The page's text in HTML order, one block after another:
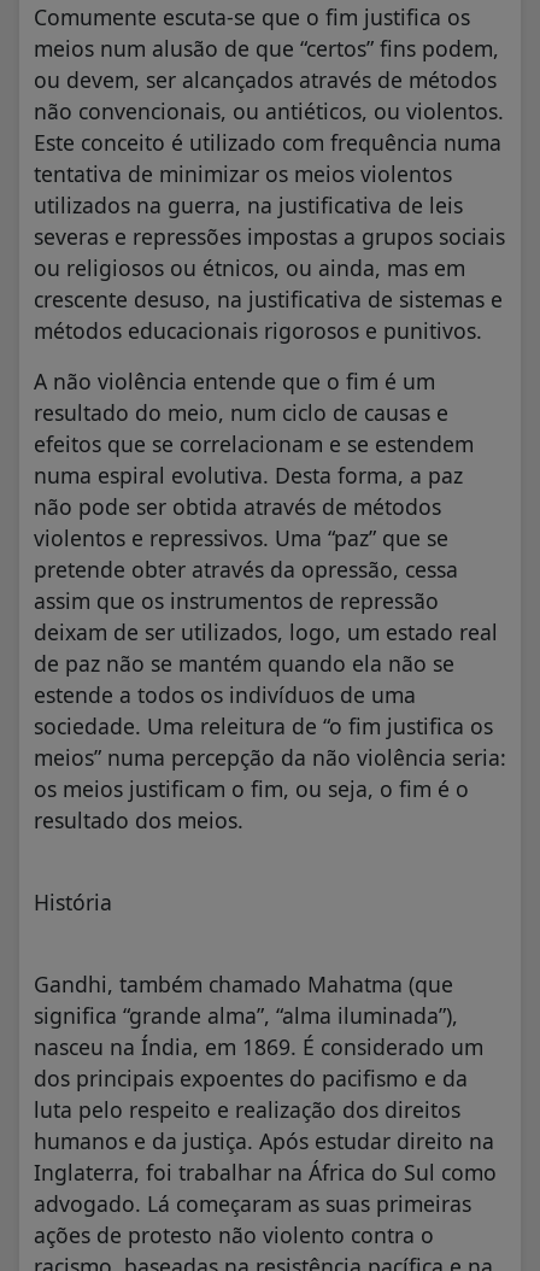
Comumente escuta-se que o fim justifica os
meios num alusão de que “certos” fins podem,
ou devem, ser alcançados através de métodos
não convencionais, ou antiéticos, ou violentos.
Este conceito é utilizado com frequência numa
tentativa de minimizar os meios violentos
utilizados na guerra, na justificativa de leis
severas e repressões impostas a grupos sociais
ou religiosos ou étnicos, ou ainda, mas em
crescente desuso, na justificativa de sistemas e
métodos educacionais rigorosos e punitivos.
A não violência entende que o fim é um
resultado do meio, num ciclo de causas e
efeitos que se correlacionam e se estendem
numa espiral evolutiva. Desta forma, a paz
não pode ser obtida através de métodos
violentos e repressivos. Uma “paz” que se
pretende obter através da opressão, cessa
assim que os instrumentos de repressão
deixam de ser utilizados, logo, um estado real
de paz não se mantém quando ela não se
estende a todos os indivíduos de uma
sociedade. Uma releitura de “o fim justifica os
meios” numa percepção da não violência seria:
os meios justificam o fim, ou seja, o fim é o
resultado dos meios.
História
Gandhi, também chamado Mahatma (que
significa “grande alma”, “alma iluminada”),
nasceu na Índia, em 1869. É considerado um
dos principais expoentes do pacifismo e da
luta pelo respeito e realização dos direitos
humanos e da justiça. Após estudar direito na
Inglaterra, foi trabalhar na África do Sul como
advogado. Lá começaram as suas primeiras
ações de protesto não violento contra o